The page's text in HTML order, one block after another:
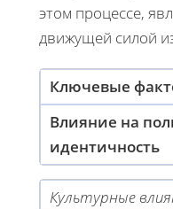
этом процессе,
движущей силой
Ключевые
Влияние на
идентичность
Культурные